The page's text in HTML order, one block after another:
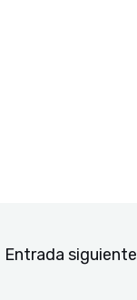
Entrada siguiente